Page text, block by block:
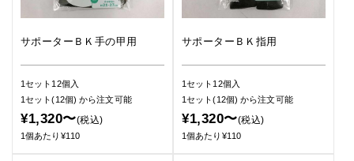
サポーターＢＫ手の甲用
1セット12個入
1セット(12個)から注文可能
¥1,320〜(税込)
1個あたり¥110
サポーターＢＫ指用
1セット12個入
1セット(12個)から注文可能
¥1,320〜(税込)
1個あたり¥110